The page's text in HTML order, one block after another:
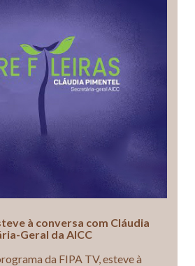
à conversa com Cláudia
Geral da AICC
da FIPA TV, esteve à